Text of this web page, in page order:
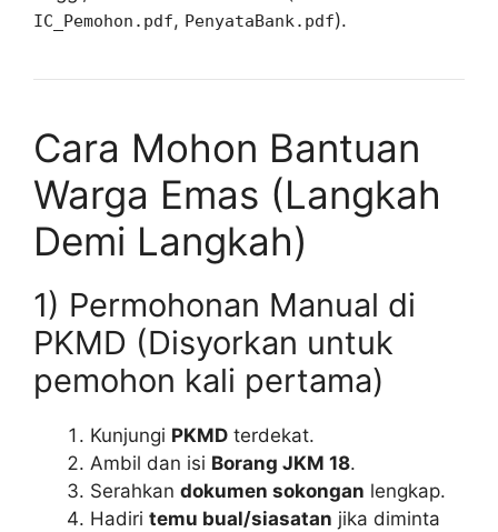
IC_Pemohon.pdf, PenyataBank.pdf).
Cara Mohon Bantuan
Warga Emas (Langkah
Demi Langkah)
1) Permohonan Manual di
PKMD (Disyorkan untuk
pemohon kali pertama)
Kunjungi PKMD terdekat.
Ambil dan isi Borang JKM 18.
Serahkan dokumen sokongan lengkap.
Hadiri temu bual/siasatan jika diminta